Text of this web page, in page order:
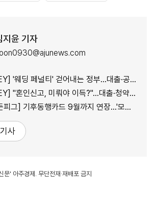
지윤 기자
페널티' 걷어내는 정부…대출·공공임대 불이익 줄인다
인신고, 미뤄야 이득?"…대출·청약·세금 따져보니
동행카드 9월까지 연장…'모두의카드' 갈아탈 땐 혜택 따져야
사
' 아주경제. 무단전재·재배포 금지